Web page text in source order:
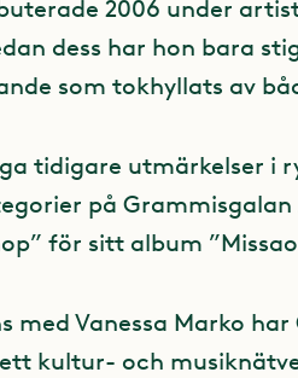
2006 under
dess har hon bara
som tokhyllats av
tidigare utmärkelser i
på
för sitt album
med Vanessa Marko
kultur- och